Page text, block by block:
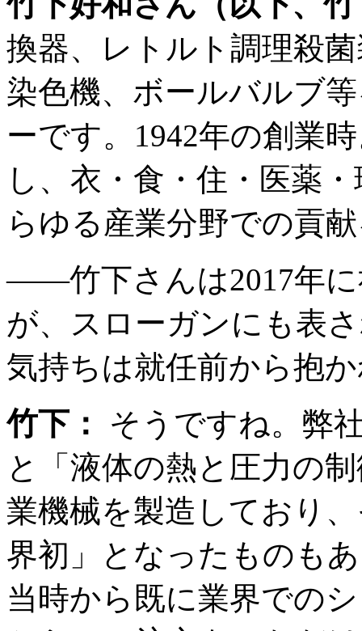
換器、レトルト調理殺
染色機、ボールバルブ
ーです。1942年の創業
し、衣・食・住・医薬
らゆる産業分野での貢
――竹下さんは2017年に
が、スローガンにも表
気持ちは就任前から抱
竹下：
そうですね。弊
と「液体の熱と圧力の
業機械を製造しており
界初」となったものも
当時から既に業界での